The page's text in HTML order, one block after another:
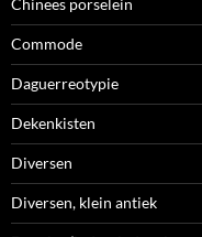
Commode
Daguerreotypie
Dekenkisten
Diversen
Diversen, klein antiek